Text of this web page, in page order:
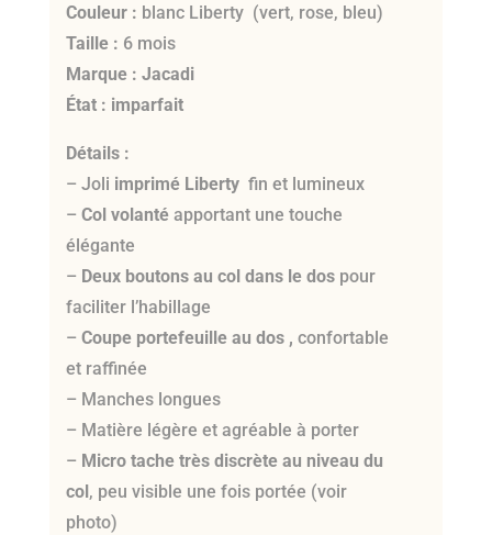
Couleur : blanc Liberty (vert, rose, bleu)
Taille : 6 mois
Marque : Jacadi
État : imparfait
Détails :
– Joli imprimé Liberty fin et lumineux
– Col volantéapportant une touche
élégante
– Deux boutons au col dans le dospour
faciliter l’habillage
– Coupe portefeuille au dos , confortable
et raffinée
– Manches longues
– Matière légère et agréable à porter
– Micro tache très discrète au niveau du
col, peu visible une fois portée (voir
photo)